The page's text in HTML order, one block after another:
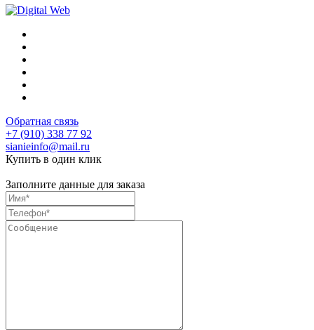
Обратная связь
+7 (910) 338 77 92
sianieinfo@mail.ru
Купить в один клик
Заполните данные для заказа